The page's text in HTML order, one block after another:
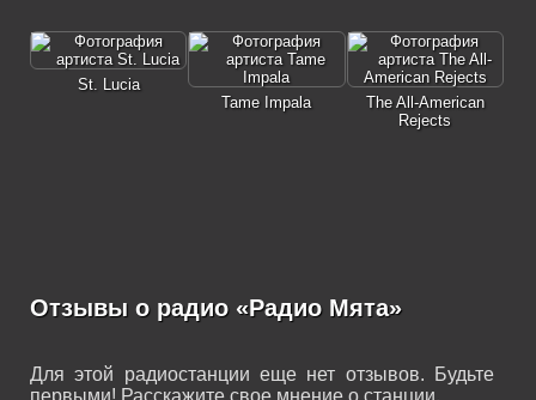
St. Lucia
Tame Impala
The All-American
Rejects
Отзывы о радио «Радио Мята»
Для этой радиостанции еще нет отзывов. Будьте
первыми! Расскажите свое мнение о станции.